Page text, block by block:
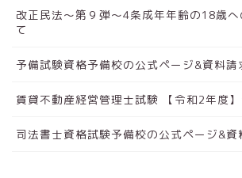
改正民法～第９弾～4条成年年齢の18歳
て
予備試験資格予備校の公式ページ&資料請
賃貸不動産経営管理士試験 【令和2年度
司法書士資格試験予備校の公式ページ&資